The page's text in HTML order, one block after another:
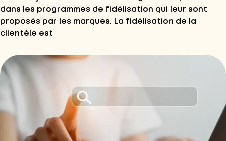
dans les programmes de fidélisation qui leur sont
proposés par les marques. La fidélisation de la
clientèle est